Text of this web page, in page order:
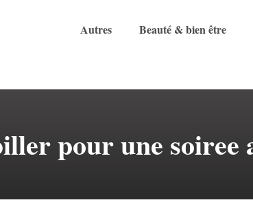
Autres Beauté & bien être
pour une soiree